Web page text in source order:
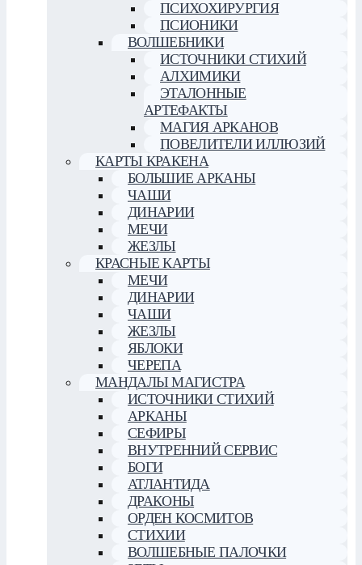
ПСИХОХИРУРГИЯ
ПСИОНИКИ
ВОЛШЕБНИКИ
ИСТОЧНИКИ СТИХИЙ
АЛХИМИКИ
ЭТАЛОННЫЕ
АРТЕФАКТЫ
МАГИЯ АРКАНОВ
ПОВЕЛИТЕЛИ ИЛЛЮЗИЙ
КАРТЫ КРАКЕНА
БОЛЬШИЕ АРКАНЫ
ЧАШИ
ДИНАРИИ
МЕЧИ
ЖЕЗЛЫ
КРАСНЫЕ КАРТЫ
МЕЧИ
ДИНАРИИ
ЧАШИ
ЖЕЗЛЫ
ЯБЛОКИ
ЧЕРЕПА
МАНДАЛЫ МАГИСТРА
ИСТОЧНИКИ СТИХИЙ
АРКАНЫ
СЕФИРЫ
ВНУТРЕННИЙ СЕРВИС
БОГИ
АТЛАНТИДА
ДРАКОНЫ
ОРДЕН КОСМИТОВ
СТИХИИ
ВОЛШЕБНЫЕ ПАЛОЧКИ